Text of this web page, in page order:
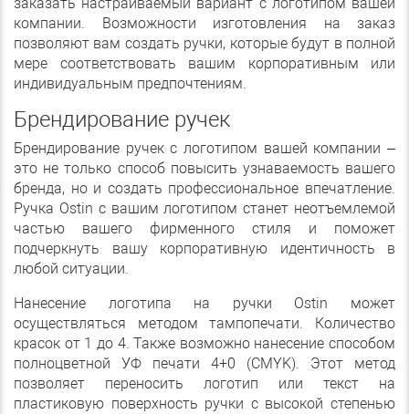
компании. Возможности изготовления на заказ
позволяют вам создать ручки, которые будут в полной
мере соответствовать вашим корпоративным или
индивидуальным предпочтениям.
Брендирование ручек
Брендирование ручек с логотипом вашей компании –
это не только способ повысить узнаваемость вашего
бренда, но и создать профессиональное впечатление.
Ручка Ostin с вашим логотипом станет неотъемлемой
частью вашего фирменного стиля и поможет
подчеркнуть вашу корпоративную идентичность в
любой ситуации.
Нанесение логотипа на ручки Ostin может
осуществляться методом тампопечати. Количество
красок от 1 до 4. Также возможно нанесение способом
полноцветной УФ печати 4+0 (CMYK). Этот метод
позволяет переносить логотип или текст на
пластиковую поверхность ручки с высокой степенью